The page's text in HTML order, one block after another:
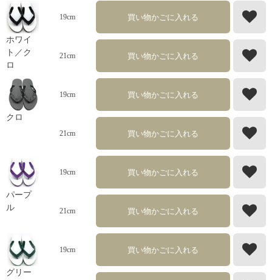
ホワイ
ト／ク
ロ
19cm 買い物かごに入れる
21cm 買い物かごに入れる
クロ
19cm 買い物かごに入れる
21cm 買い物かごに入れる
パープ
ル
19cm 買い物かごに入れる
21cm 買い物かごに入れる
グリー
19cm 買い物かごに入れる